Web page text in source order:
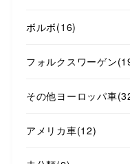
ボルボ(16)
フォルクスワーゲン
その他ヨーロッパ車
アメリカ車(12)